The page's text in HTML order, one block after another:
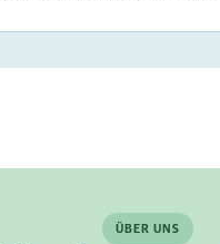
ÜBER UNS